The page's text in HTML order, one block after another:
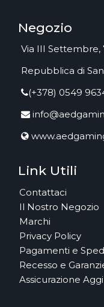
Negozio
Via III Settembre,
Repubblica di
(+378) 0549
Link Utili
Contattaci
Il Nostro Negozio
Marchi
Privacy Policy
Pagamenti e
Recesso e
Assicurazione